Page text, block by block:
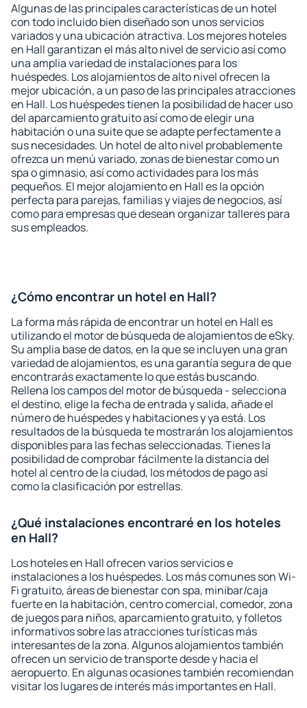
Algunas de las principales características de un hotel
con todo incluido bien diseñado son unos servicios
variados y una ubicación atractiva. Los mejores hoteles
en Hall garantizan el más alto nivel de servicio así como
una amplia variedad de instalaciones para los
huéspedes. Los alojamientos de alto nivel ofrecen la
mejor ubicación, a un paso de las principales atracciones
en Hall. Los huéspedes tienen la posibilidad de hacer uso
del aparcamiento gratuito así como de elegir una
habitación o una suite que se adapte perfectamente a
sus necesidades. Un hotel de alto nivel probablemente
ofrezca un menú variado, zonas de bienestar como un
spa o gimnasio, así como actividades para los más
pequeños. El mejor alojamiento en Hall es la opción
perfecta para parejas, familias y viajes de negocios, así
como para empresas que desean organizar talleres para
sus empleados.
¿Cómo encontrar un hotel en Hall?
La forma más rápida de encontrar un hotel en Hall es
utilizando el motor de búsqueda de alojamientos de eSky.
Su amplia base de datos, en la que se incluyen una gran
variedad de alojamientos, es una garantía segura de que
encontrarás exactamente lo que estás buscando.
Rellena los campos del motor de búsqueda - selecciona
el destino, elige la fecha de entrada y salida, añade el
número de huéspedes y habitaciones y ya está. Los
resultados de la búsqueda te mostrarán los alojamientos
disponibles para las fechas seleccionadas. Tienes la
posibilidad de comprobar fácilmente la distancia del
hotel al centro de la ciudad, los métodos de pago así
como la clasificación por estrellas.
¿Qué instalaciones encontraré en los hoteles
en Hall?
Los hoteles en Hall ofrecen varios servicios e
instalaciones a los huéspedes. Los más comunes son Wi-
Fi gratuito, áreas de bienestar con spa, minibar/caja
fuerte en la habitación, centro comercial, comedor, zona
de juegos para niños, aparcamiento gratuito, y folletos
informativos sobre las atracciones turísticas más
interesantes de la zona. Algunos alojamientos también
ofrecen un servicio de transporte desde y hacia el
aeropuerto. En algunas ocasiones también recomiendan
visitar los lugares de interés más importantes en Hall.